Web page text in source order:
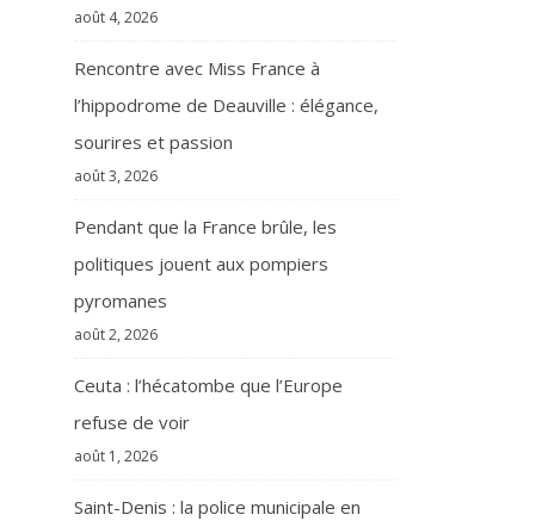
août 4, 2026
Rencontre avec Miss France à
l’hippodrome de Deauville : élégance,
sourires et passion
août 3, 2026
Pendant que la France brûle, les
politiques jouent aux pompiers
pyromanes
août 2, 2026
Ceuta : l’hécatombe que l’Europe
refuse de voir
août 1, 2026
Saint-Denis : la police municipale en